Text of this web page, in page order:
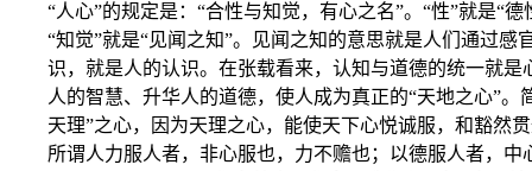
“人心”的规定是：“合性与知觉，有心之名”。“性”就是“
“知觉”就是“见闻之知”。见闻之知的意思就是人们通过感
识，就是人的认识。在张载看来，认知与道德的统一就是
人的智慧、升华人的道德，使人成为真正的“天地之心”。
天理”之心，因为天理之心，能使天下心悦诚服，和豁然
所谓人力服人者，非心服也，力不赡也；以德服人者，中